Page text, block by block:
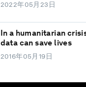
2022年05月23日
In a humanitarian
data can save lives
2016年05月19日